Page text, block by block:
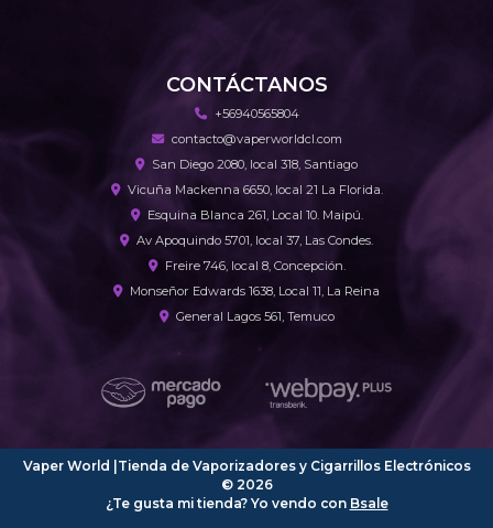
CONTÁCTANOS
+56940565804
contacto@vaperworldcl.com
San Diego 2080, local 318, Santiago
Vicuña Mackenna 6650, local 21 La Florida.
Esquina Blanca 261, Local 10. Maipú.
Av Apoquindo 5701, local 37, Las Condes.
Freire 746, local 8, Concepción.
Monseñor Edwards 1638, Local 11, La Reina
General Lagos 561, Temuco
Vaper World |Tienda de Vaporizadores y Cigarrillos Electrónicos
© 2026
¿Te gusta mi tienda? Yo vendo con Bsale